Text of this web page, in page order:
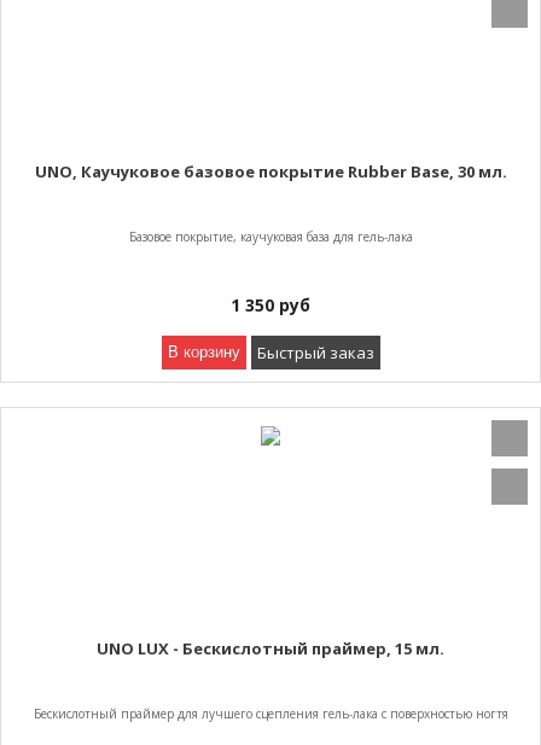
UNO, Каучуковое базовое покрытие Rubber Base, 30 мл.
Базовое покрытие, каучуковая база для гель-лака
1 350 руб
В корзину Быстрый заказ
UNO LUX - Бескислотный праймер, 15 мл.
Бескислотный праймер для лучшего сцепления гель-лака с поверхностью ногтя